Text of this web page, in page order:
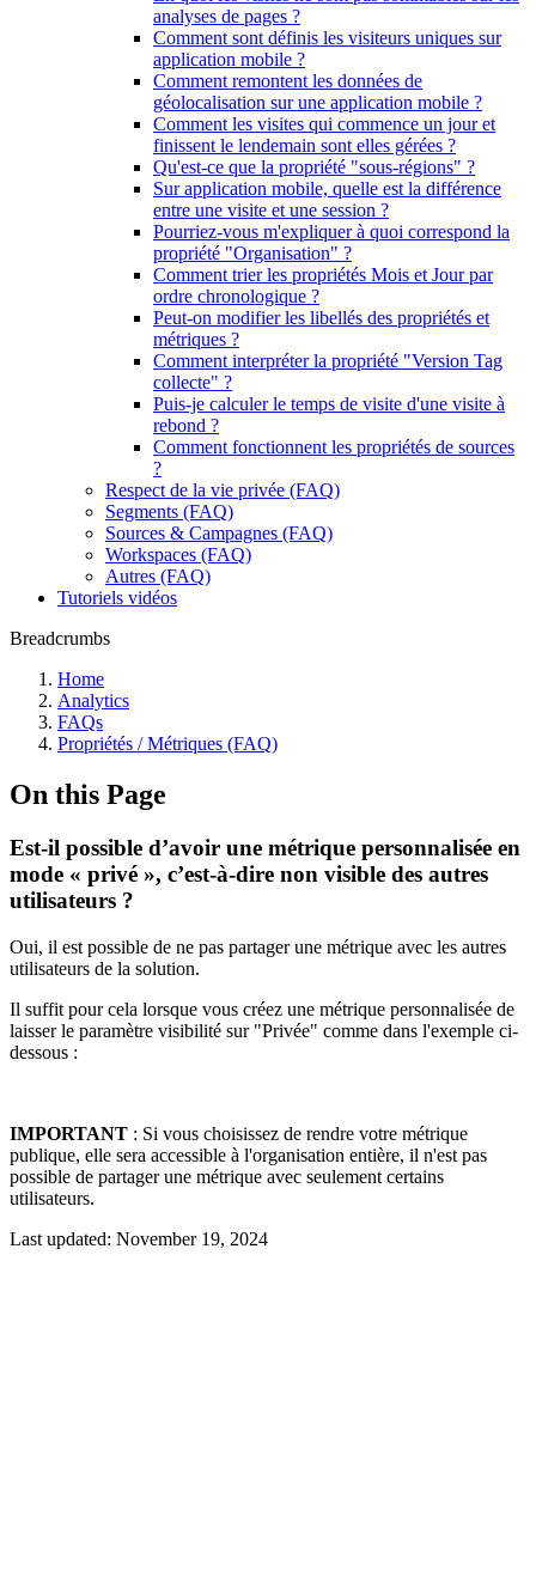
analyses de pages ?
Comment sont définis les visiteurs uniques sur
application mobile ?
Comment remontent les données de
géolocalisation sur une application mobile ?
Comment les visites qui commence un jour et
finissent le lendemain sont elles gérées ?
Qu'est-ce que la propriété "sous-régions" ?
Sur application mobile, quelle est la différence
entre une visite et une session ?
Pourriez-vous m'expliquer à quoi correspond la
propriété "Organisation" ?
Comment trier les propriétés Mois et Jour par
ordre chronologique ?
Peut-on modifier les libellés des propriétés et
métriques ?
Comment interpréter la propriété "Version Tag
collecte" ?
Puis-je calculer le temps de visite d'une visite à
rebond ?
Comment fonctionnent les propriétés de sources
?
Respect de la vie privée (FAQ)
Segments (FAQ)
Sources & Campagnes (FAQ)
Workspaces (FAQ)
Autres (FAQ)
Tutoriels vidéos
Breadcrumbs
Home
Analytics
FAQs
Propriétés / Métriques (FAQ)
On this Page
Est-il possible d’avoir une métrique personnalisée en
mode « privé », c’est-à-dire non visible des autres
utilisateurs ?
Oui, il est possible de ne pas partager une métrique avec les autres
utilisateurs de la solution.
Il suffit pour cela lorsque vous créez une métrique personnalisée de
laisser le paramètre visibilité sur "Privée" comme dans l'exemple ci-
dessous :
IMPORTANT : Si vous choisissez de rendre votre métrique
publique, elle sera accessible à l'organisation entière, il n'est pas
possible de partager une métrique avec seulement certains
utilisateurs.
Last updated: November 19, 2024